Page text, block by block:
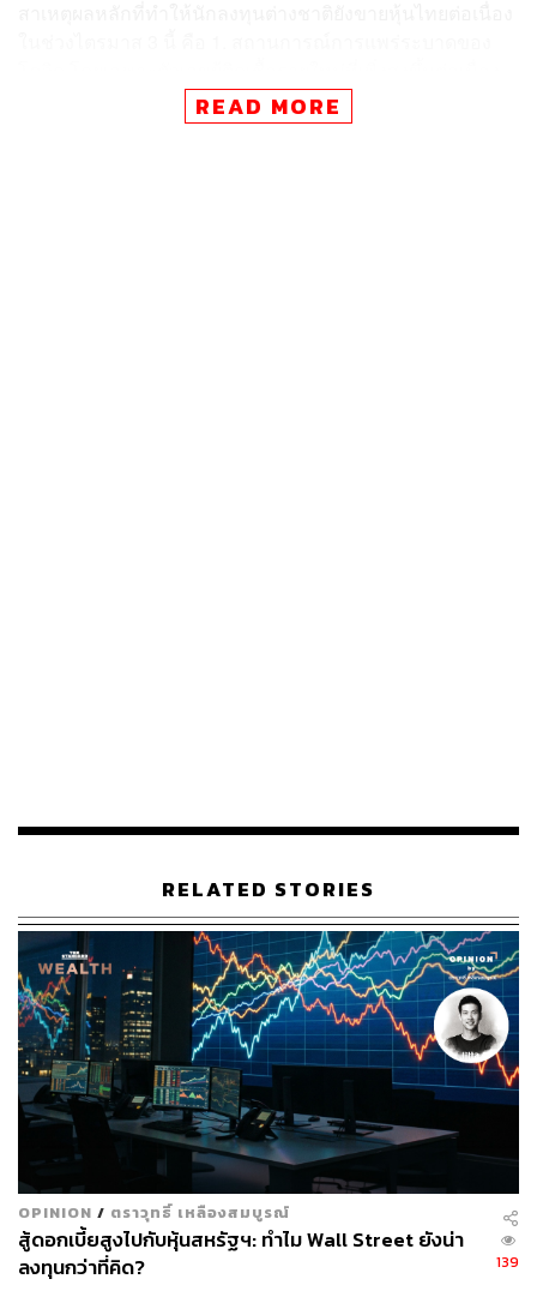
ในขณะที่การจัดหาและกระจายวัคซีนไม่เป็นไปตามเป้า
หมายของรัฐบาล อีกทั้งแผนการจัดหาและกระจายวัคซีนก็มี
เป็น Inflow อีกครั้งในไตรมาส 4/64
“ใน 1-2 เดือนจากนี้ เราจะยังเห็นเงินต่างชาติไหลออกอย่าง
ต่อเนื่อง เพราะไทยยังไม่สามารถจัดการกับโควิดและฟื้น
เศรษฐกิจได้จริง สภาพคลอ่งในระบบไม่ใช่ปัญหา มีสภาพ
คล่องเต็มไปหมด แต่เงินเหล่านี้จะวิ่งไปสู่สินทรัพย์อื่นหรือ
ตลาดหุ้นที่ให้ผลตอบแทนมากกว่าเสมอ เท่าที่ดูตอนนี้คือกลับ
ไปลงทุนในตลาดหุ้นสหรัฐฯ ยุโรป รวมถึงเข้าลงทุนในตลาด
พันธบัตรสหรัฐฯ ด้วยเช่นกัน ส่วนกลุ่มตลาดเกิดใหม่ก็เผชิญ
แรงขายเช่นเดียวกับตลาดหุ้นไทย”​
ประกิต สิริวัฒนเกตุ ผู้อำนวยการอาวุโส บลจ.เมอร์ชั่น พาร์ท
เนอร์ มองว่า ตอนนี้สถานการณ์เงินลงทุนต่างชาติยังไม่ใช่ขา
ออก (Outflow) เนื่องจากยังมีเงินไหลเข้ามาลงทุนในตลาด
ตราสารหนี้อยู่ อย่างไรก็ตาม หากมองเฉพาะตลาดหุ้น ก็ต้อง
ยอมว่าเป็นขาออกมาสักระยะหนึ่งแล้ว
READ MORE
RELATED STORIES
OPINION / ตราวุทธิ์ เหลืองสมบูรณ์
สู้ดอกเบี้ยสูงไปกับหุ้นสหรัฐฯ: ทำไม Wall Street ยังน่า
ลงทุนกว่าที่คิด?
139